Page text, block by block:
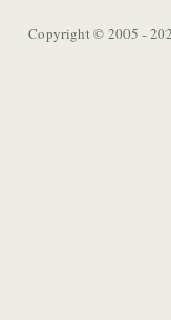
Copyright © 2005 -